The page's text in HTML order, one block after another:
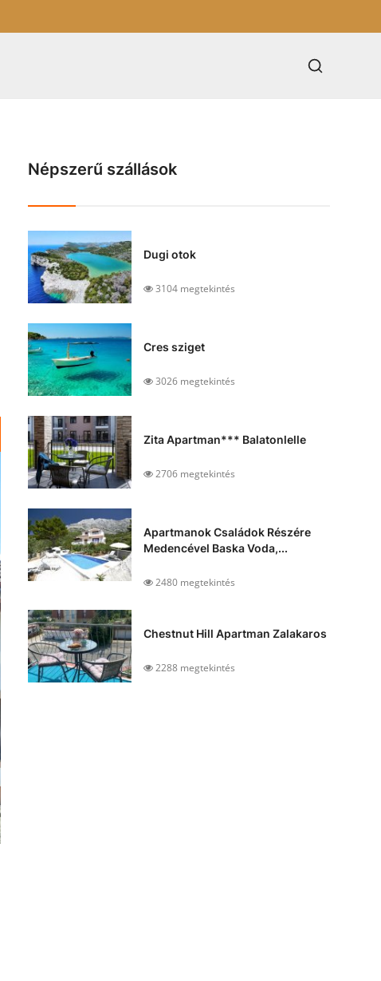
Népszerű szállások
Dugi otok
3104 megtekintés
Cres sziget
3026 megtekintés
Zita Apartman*** Balatonlelle
2706 megtekintés
Apartmanok Családok Részére
Medencével Baska Voda,...
2480 megtekintés
Chestnut Hill Apartman Zalakaros
2288 megtekintés